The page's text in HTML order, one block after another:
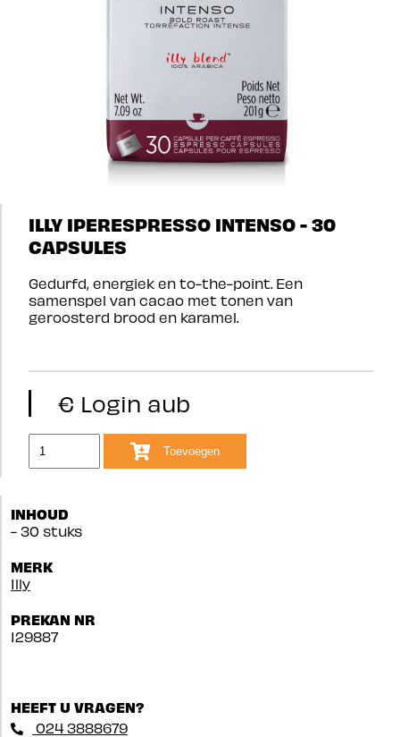
ILLY IPERESPRESSO INTENSO - 30
CAPSULES
Gedurfd, energiek en to-the-point. Een
samenspel van cacao met tonen van
geroosterd brood en karamel.
€ Login aub
Toevoegen
INHOUD
- 30 stuks
MERK
Illy
PREKAN NR
129887
HEEFT U VRAGEN?
024 3888679